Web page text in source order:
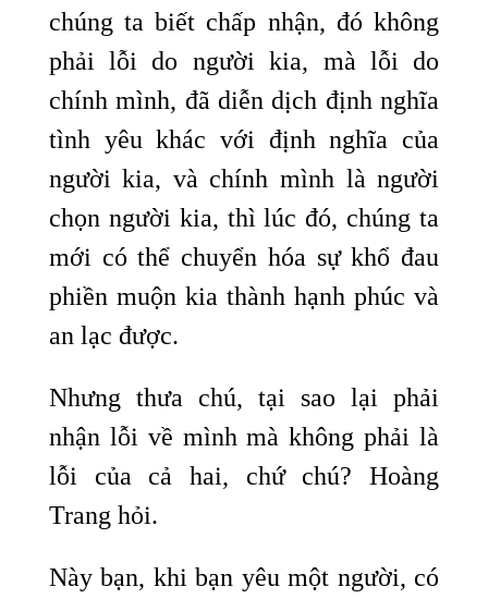
chúng ta biết chấp nhận, đó không
phải lỗi do người kia, mà lỗi do
chính mình, đã diễn dịch định nghĩa
tình yêu khác với định nghĩa của
người kia, và chính mình là người
chọn người kia, thì lúc đó, chúng ta
mới có thể chuyển hóa sự khổ đau
phiền muộn kia thành hạnh phúc và
an lạc được.
Nhưng thưa chú, tại sao lại phải
nhận lỗi về mình mà không phải là
lỗi của cả hai, chứ chú? Hoàng
Trang hỏi.
Này bạn, khi bạn yêu một người, có